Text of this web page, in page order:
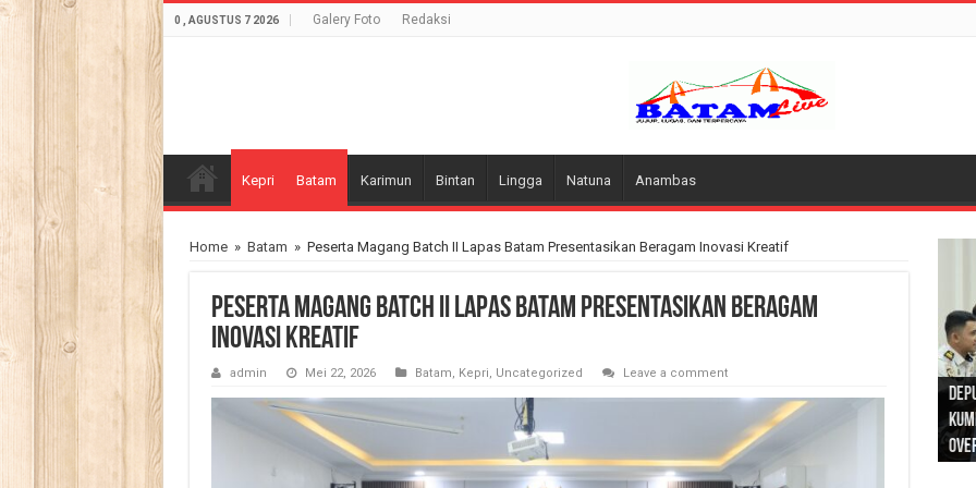
0 , AGUSTUS 7 2026 Galery Foto Redaksi
Kepri Batam Karimun Bintan Lingga Natuna Anambas
Home » Batam » Peserta Magang Batch II Lapas Batam Presentasikan Beragam Inovasi Kreatif
Peserta Magang Batch II Lapas Batam Presentasikan Beragam
Inovasi Kreatif
admin Mei 22, 2026 Batam, Kepri, Uncategorized Leave a comment